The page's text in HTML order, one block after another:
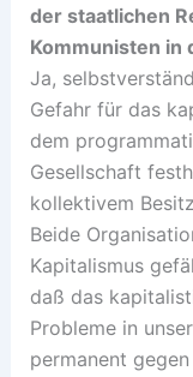
der staatlichen
Kommunisten in
Ja,
Gefahr für das
dem
Gesellschaft
kollektivem
Beide
Kapitalismus
daß das
Probleme in
permanent